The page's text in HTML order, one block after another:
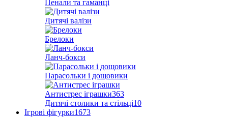
Пенали та гаманці
Дитячі валізи
Брелоки
Ланч-бокси
Парасольки і дощовики
Антистрес іграшки363
Дитячі столики та стільці10
Ігрові фігурки1673